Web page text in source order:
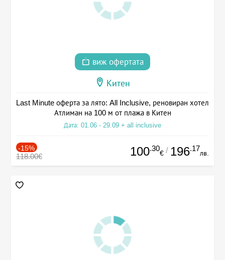
виж офертата
Китен
Last Minute оферта за лято: All Inclusive, реновиран хотел
Атлиман на 100 м от плажа в Китен
Дата: 01.06 - 29.09 + all inclusive
-15%
118.00€ 100.30
€ / 196.17
лв.